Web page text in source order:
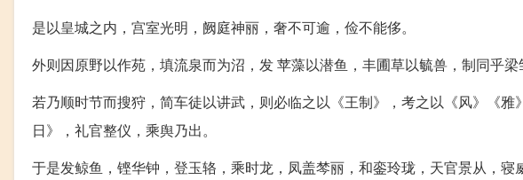
是以皇城之内，宫室光明，阙庭神丽，奢不可逾，俭不能侈。
外则因原野以作苑，填流泉而为沼，发 苹藻以潜鱼，丰圃草以毓兽，制同乎梁
若乃顺时节而搜狩，简车徒以讲武，则必临之以《王制》，考之以《风》《
日》，礼官整仪，乘舆乃出。
于是发鲸鱼，铿华钟，登玉辂，乘时龙，凤盖棽丽，和銮玲珑，天官景从，寝